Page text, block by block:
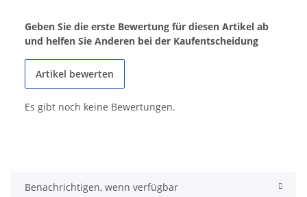
Geben Sie die erste Bewertung für diesen Artikel ab
und helfen Sie Anderen bei der Kaufentscheidung
Artikel bewerten
Es gibt noch keine Bewertungen.
Benachrichtigen, wenn verfügbar